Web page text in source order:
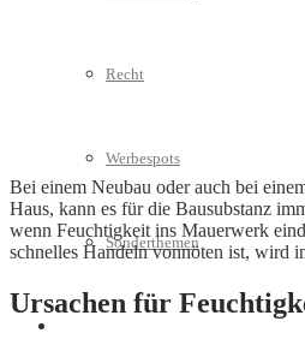
Recht
Werbespots
Sonderthemen
Bei einem Neubau oder auch bei
Haus, kann es für die Bausubstanz
wenn Feuchtigkeit ins Mauerwerk
schnelles Handeln vonnöten ist, wird
Ursachen für